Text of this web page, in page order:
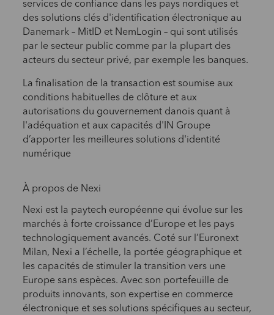
services de confiance dans les pays nordiques et
des solutions clés d'identification électronique au
Danemark – MitID et NemLogin – qui sont utilisés
par le secteur public comme par la plupart des
acteurs du secteur privé, par exemple les banques.
La finalisation de la transaction est soumise aux
conditions habituelles de clôture et aux
autorisations du gouvernement danois quant à
l'adéquation et aux capacités d'IN Groupe
d’apporter les meilleures solutions d'identité
numérique
À propos de Nexi
Nexi est la paytech européenne qui évolue sur les
marchés à forte croissance d’Europe et les pays
technologiquement avancés. Coté sur l’Euronext
Milan, Nexi a l’échelle, la portée géographique et
les capacités de stimuler la transition vers une
Europe sans espèces. Avec son portefeuille de
produits innovants, son expertise en commerce
électronique et ses solutions spécifiques au secteur,